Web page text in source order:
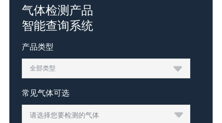
气体检测产品
智能查询系统
产品类型
常见气体可选
请选择您要检测的气体